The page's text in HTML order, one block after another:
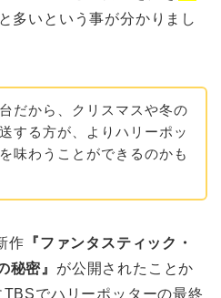
多いという事が分かりまし
だから、クリスマスや冬の
する方が、よりハリーポッ
味わうことができるのかも
作 『ファンタスティック・
秘密』 が公開されたことか
でハリーポッターの最終